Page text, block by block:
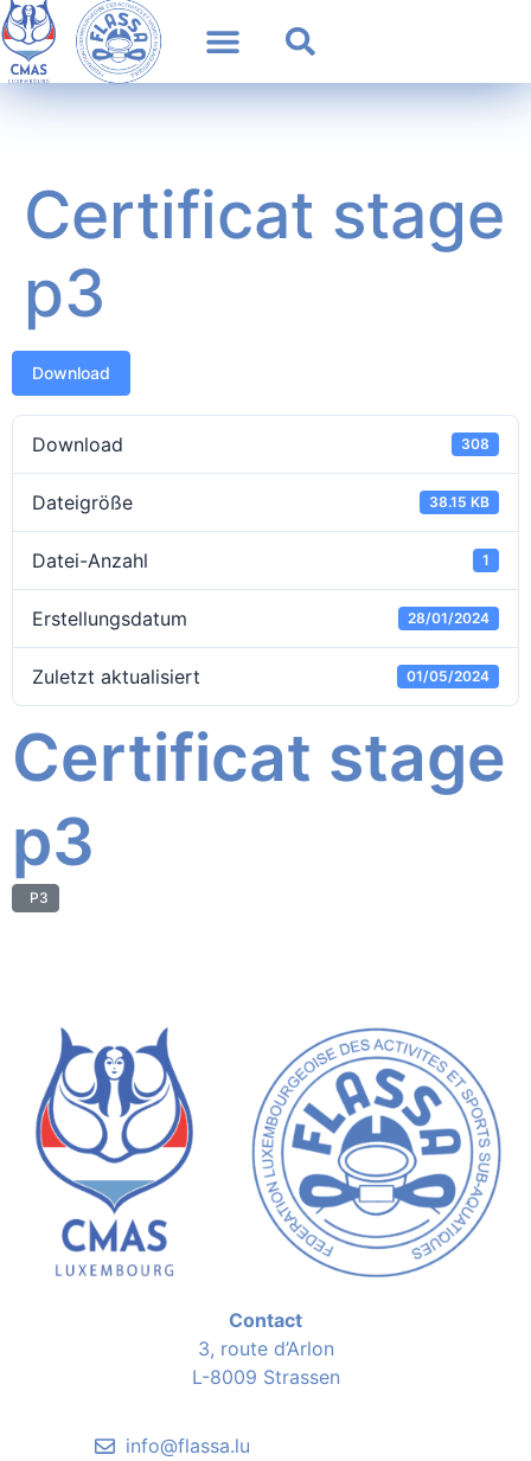
Certificat stage
p3
Download
Download 308
Dateigröße 38.15 KB
Datei-Anzahl 1
Erstellungsdatum 28/01/2024
Zuletzt aktualisiert 01/05/2024
Certificat stage
p3
P3
Contact
3, route d’Arlon
L-8009 Strassen
info@flassa.lu